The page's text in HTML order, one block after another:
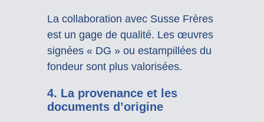
La collaboration avec Susse Frères
est un gage de qualité. Les œuvres
signées « DG » ou estampillées du
fondeur sont plus valorisées.
4. La provenance et les
documents d’origine